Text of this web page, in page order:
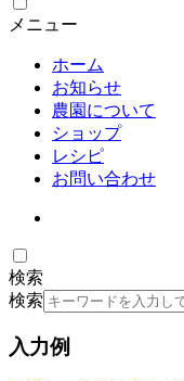
メニュー
ホーム
お知らせ
農園について
ショップ
レシピ
お問い合わせ
検索
検索
入力例